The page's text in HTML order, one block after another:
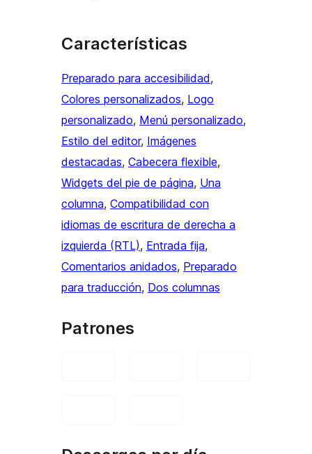
Características
Preparado para accesibilidad
Colores personalizados, Logo
personalizado, Menú personalizado
Estilo del editor, Imágenes
destacadas, Cabecera flexible
Widgets del pie de página, Una
columna, Compatibilidad con
idiomas de escritura de derecha a
izquierda (RTL), Entrada fija
Comentarios anidados, Preparado
para traducción, Dos columnas
Patrones